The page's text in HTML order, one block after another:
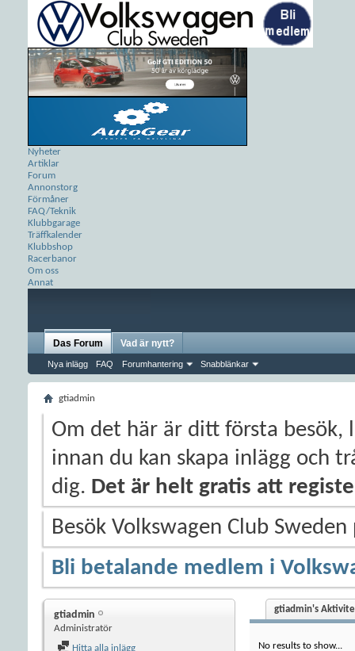
Nyheter
Artiklar
Forum
Annonstorg
Förmåner
FAQ/Teknik
Klubbgarage
Träffkalender
Klubbshop
Racerbanor
Om oss
Annat
Das Forum
Nya inlägg FAQ Forumhantering Snabblänkar
Vad är nytt?
gtiadmin
Om det här är ditt första besök,
innan du kan skapa inlägg och
dig. Det är helt gratis att
Besök Volkswagen Club
Bli betalande medlem i
gtiadmin
Administratör
Hitta alla inlägg
gtiadmin's
No results to show...